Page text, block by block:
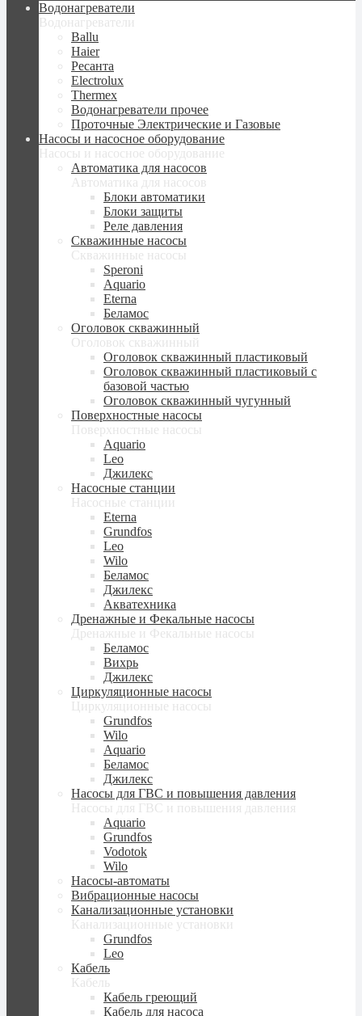
Водонагреватели
Водонагреватели
Ballu
Haier
Ресанта
Electrolux
Thermex
Водонагреватели прочее
Проточные Электрические и Газовые
Насосы и насосное оборудование
Насосы и насосное оборудование
Автоматика для насосов
Автоматика для насосов
Блоки автоматики
Блоки защиты
Реле давления
Скважинные насосы
Скважинные насосы
Speroni
Aquario
Eterna
Беламос
Оголовок скважинный
Оголовок скважинный
Оголовок скважинный пластиковый
Оголовок скважинный пластиковый с
базовой частью
Оголовок скважинный чугунный
Поверхностные насосы
Поверхностные насосы
Aquario
Leo
Джилекс
Насосные станции
Насосные станции
Eterna
Grundfos
Leo
Wilo
Беламос
Джилекс
Акватехника
Дренажные и Фекальные насосы
Дренажные и Фекальные насосы
Беламос
Вихрь
Джилекс
Циркуляционные насосы
Циркуляционные насосы
Grundfos
Wilo
Aquario
Беламос
Джилекс
Насосы для ГВС и повышения давления
Насосы для ГВС и повышения давления
Aquario
Grundfos
Vodotok
Wilo
Насосы-автоматы
Вибрационные насосы
Канализационные установки
Канализационные установки
Grundfos
Leo
Кабель
Кабель
Кабель греющий
Кабель для насоса